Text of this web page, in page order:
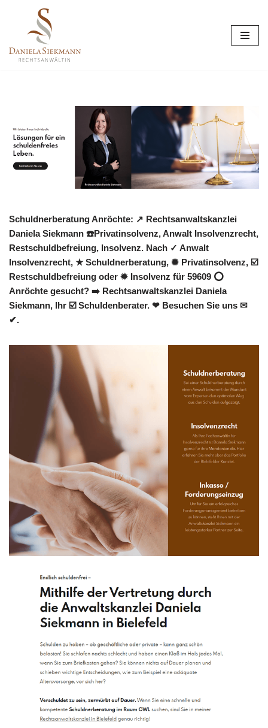
Inhalt
springen
Schuldnerberatung Anröchte: ↗️ Rechtsanwaltskanzlei
Daniela Siekmann ☎️Privatinsolvenz, Anwalt Insolvenzrecht,
Restschuldbefreiung, Insolvenz. Nach ✓ Anwalt
Insolvenzrecht, ★ Schuldnerberatung, ✺ Privatinsolvenz, ☑️
Restschuldbefreiung oder ✹ Insolvenz für 59609 ⭕
Anröchte gesucht? ➡️ Rechtsanwaltskanzlei Daniela
Siekmann, Ihr ☑️ Schuldenberater. ❤ Besuchen Sie uns ✉
✔.